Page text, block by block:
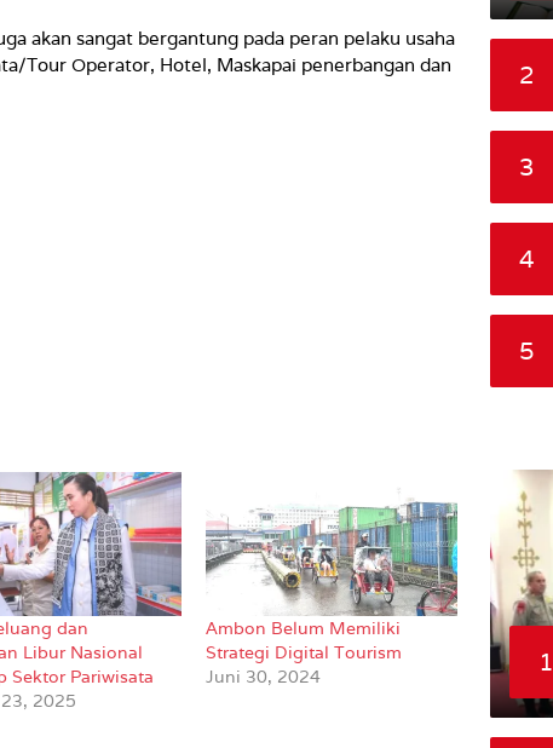
akan sangat bergantung pada peran pelaku usaha
Tour Operator, Hotel, Maskapai penerbangan dan
dan
Libur Nasional
Sektor Pariwisata
2025
Ambon Belum Memiliki
Strategi Digital Tourism
Juni 30, 2024
2
3
4
5
1